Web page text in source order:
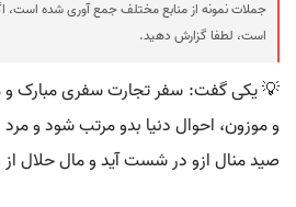
جملات نمونه از منابع مختلف جمع آوری شده است،
است، لطفا گزارش دهید.
💡 یکی گفت: سفر تجارت سفری مبارک
و موزون، احوال دنیا بدو مرتب شود و
صید منال ازو در شست آید و مال حلال